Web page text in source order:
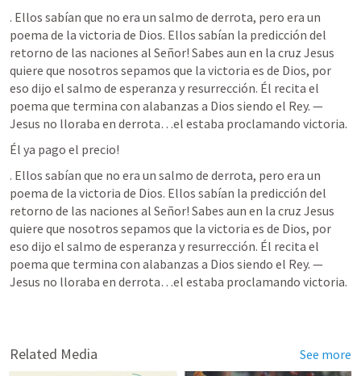
. Ellos sabían que no era un salmo de derrota, pero era un
poema de la victoria de Dios. Ellos sabían la predicción del
retorno de las naciones al Señor! Sabes aun en la cruz Jesus
quiere que nosotros sepamos que la victoria es de Dios, por
eso dijo el salmo de esperanza y resurrección. Él recita el
poema que termina con alabanzas a Dios siendo el Rey. —
Jesus no lloraba en derrota…el estaba proclamando victoria.
Él ya pago el precio!
. Ellos sabían que no era un salmo de derrota, pero era un
poema de la victoria de Dios. Ellos sabían la predicción del
retorno de las naciones al Señor! Sabes aun en la cruz Jesus
quiere que nosotros sepamos que la victoria es de Dios, por
eso dijo el salmo de esperanza y resurrección. Él recita el
poema que termina con alabanzas a Dios siendo el Rey. —
Jesus no lloraba en derrota…el estaba proclamando victoria.
Related Media See more